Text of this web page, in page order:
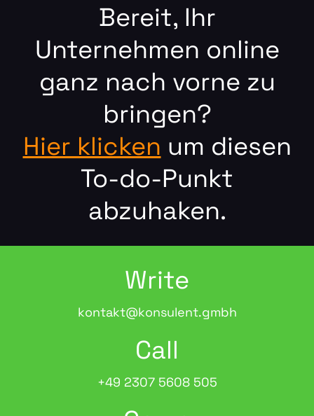
Bereit, Ihr
Unternehmen online
ganz nach vorne zu
bringen?
Hier klicken um diesen
To-do-Punkt
abzuhaken.
Write
kontakt@konsulent.gmbh
Call
+49 2307 5608 505